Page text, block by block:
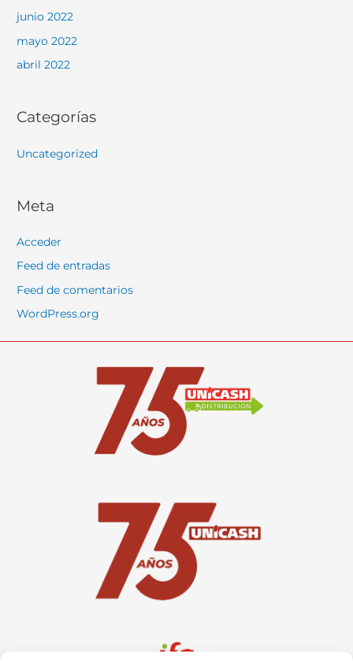
junio 2022
mayo 2022
abril 2022
Categorías
Uncategorized
Meta
Acceder
Feed de entradas
Feed de comentarios
WordPress.org